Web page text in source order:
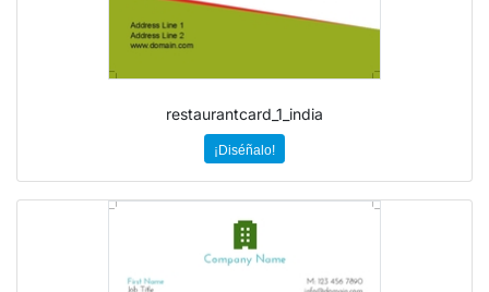
restaurantcard_1_india
¡Diséñalo!